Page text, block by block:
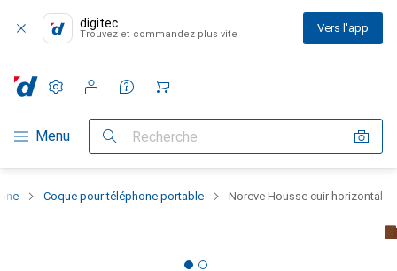
digitec
Trouvez et commandez plus vite Vers l'app
Navigation par catégorie
Menu Recherche
Paramètres
Compte client
Listes de comparaison
Listes d'envies
Panier
Coque pour téléphone portable Noreve Housse cuir horizontal